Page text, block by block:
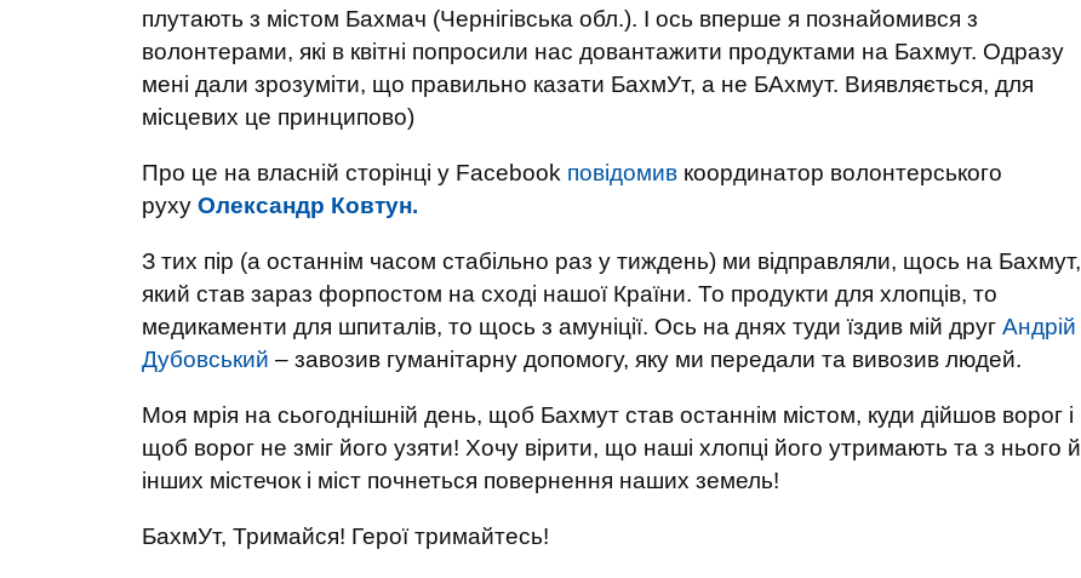
плутають з містом Бахмач (Чернігівська обл.). І ось вперше я познайомився з
волонтерами, які в квітні попросили нас довантажити продуктами на Бахмут. Одразу
мені дали зрозуміти, що правильно казати БахмУт, а не БАхмут. Виявляється, для
місцевих це принципово)
Про це на власній сторінці у Facebook повідомив координатор волонтерського
руху Олександр Ковтун.
З тих пір (а останнім часом стабільно раз у тиждень) ми відправляли, щось на Бахмут,
який став зараз форпостом на сході нашої Країни. То продукти для хлопців, то
медикаменти для шпиталів, то щось з амуніції. Ось на днях туди їздив мій друг Андрій
Дубовський – завозив гуманітарну допомогу, яку ми передали та вивозив людей.
Моя мрія на сьогоднішній день, щоб Бахмут став останнім містом, куди дійшов ворог і
щоб ворог не зміг його узяти! Хочу вірити, що наші хлопці його утримають та з нього й
інших містечок і міст почнеться повернення наших земель!
БахмУт, Тримайся! Герої тримайтесь!